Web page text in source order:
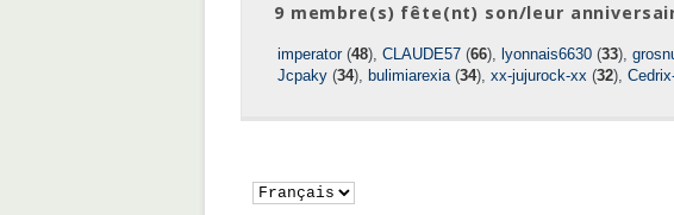
9 membre(s) fête(nt) son/leur
imperator(48), CLAUDE57 (66), lyonnais6630 (33),
Jcpaky (34), bulimiarexia(34), xx-jujurock-xx (32),